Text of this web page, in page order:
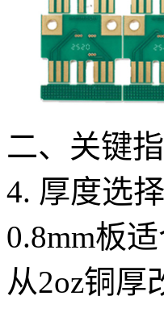
二、关键
4. 厚度选
0.8mm板
从2oz铜厚